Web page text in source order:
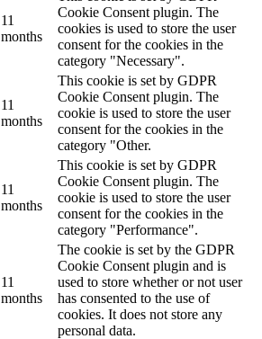
11
months
Cookie Consent plugin. The
cookies is used to store the user
consent for the cookies in the
category "Necessary".
11
months
This cookie is set by GDPR
Cookie Consent plugin. The
cookie is used to store the user
consent for the cookies in the
category "Other.
11
months
This cookie is set by GDPR
Cookie Consent plugin. The
cookie is used to store the user
consent for the cookies in the
category "Performance".
11
months
The cookie is set by the GDPR
Cookie Consent plugin and is
used to store whether or not user
has consented to the use of
cookies. It does not store any
personal data.